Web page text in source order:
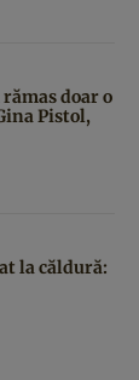
doar o
Pistol,
la căldură: